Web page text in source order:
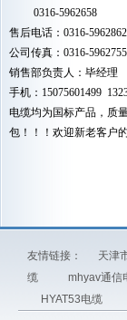
0316-5962658
售后电话：0316-5962862
公司传真：0316-5962755
销售部负责人：毕经理
手机：15075601499
电缆均为国标产品，质
包！！！欢迎新老客户
友情链接： 天津
缆
mhyav通信
HYAT53电缆